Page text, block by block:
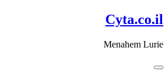
דלג
לתוכן
Cyta.co.il
Menahem Lurie